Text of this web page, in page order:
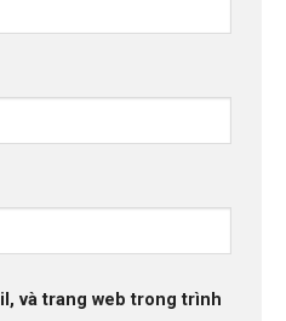
và trang web trong trình